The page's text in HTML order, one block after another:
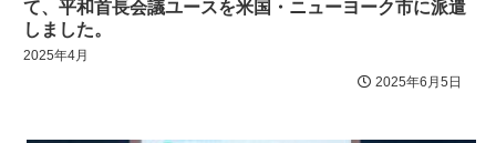
て、平和首長会議ユースを米国・ニューヨーク市に派遣
しました。
2025年4月
2025年6月5日